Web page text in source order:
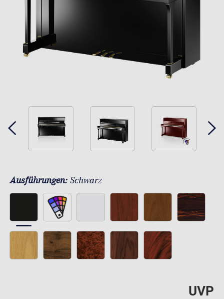
Ausführungen: Schwarz
UVP